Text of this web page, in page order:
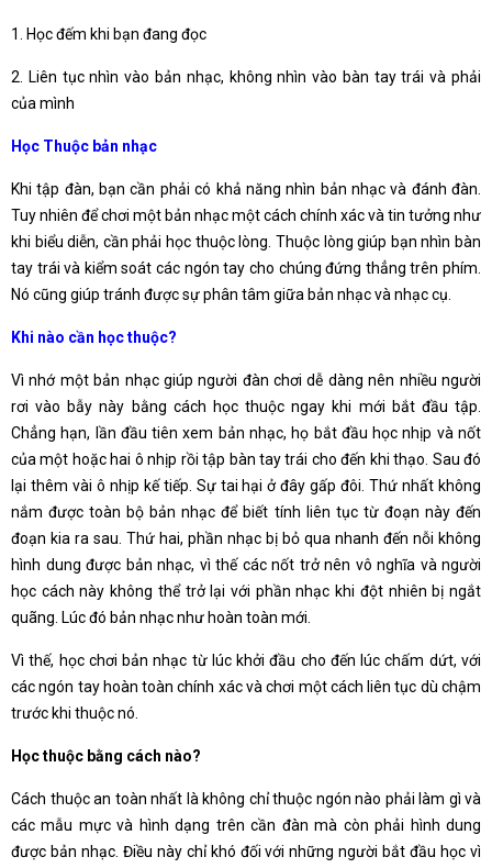
1. Học đếm khi bạn đang đọc
2. Liên tục nhìn vào bản nhạc, không nhìn vào bàn tay trái và phải
của mình
Học Thuộc bản nhạc
Khi tập đàn, bạn cần phải có khả năng nhìn bản nhạc và đánh đàn.
Tuy nhiên để chơi một bản nhạc một cách chính xác và tin tưởng như
khi biểu diễn, cần phải học thuộc lòng. Thuộc lòng giúp bạn nhìn bàn
tay trái và kiểm soát các ngón tay cho chúng đứng thẳng trên phím.
Nó cũng giúp tránh được sự phân tâm giữa bản nhạc và nhạc cụ.
Khi nào cần học thuộc?
Vì nhớ một bản nhạc giúp người đàn chơi dễ dàng nên nhiều người
rơi vào bẫy này bằng cách học thuộc ngay khi mới bắt đầu tập.
Chẳng hạn, lần đầu tiên xem bản nhạc, họ bắt đầu học nhịp và nốt
của một hoặc hai ô nhịp rồi tập bàn tay trái cho đến khi thạo. Sau đó
lại thêm vài ô nhịp kế tiếp. Sự tai hại ở đây gấp đôi. Thứ nhất không
nắm được toàn bộ bản nhạc để biết tính liên tục từ đoạn này đến
đoạn kia ra sau. Thứ hai, phần nhạc bị bỏ qua nhanh đến nỗi không
hình dung được bản nhạc, vì thế các nốt trở nên vô nghĩa và người
học cách này không thể trở lại với phần nhạc khi đột nhiên bị ngắt
quãng. Lúc đó bản nhạc như hoàn toàn mới.
Vì thế, học chơi bản nhạc từ lúc khởi đầu cho đến lúc chấm dứt, với
các ngón tay hoàn toàn chính xác và chơi một cách liên tục dù chậm
trước khi thuộc nó.
Học thuộc bằng cách nào?
Cách thuộc an toàn nhất là không chỉ thuộc ngón nào phải làm gì và
các mẫu mực và hình dạng trên cần đàn mà còn phải hình dung
được bản nhạc. Điều này chỉ khó đối với những người bắt đầu học vì